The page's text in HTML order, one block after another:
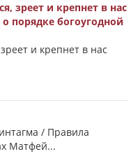
зреет и крепнет в нас
порядке богоугодной
и крепнет в нас
/ Правила
Матфей...